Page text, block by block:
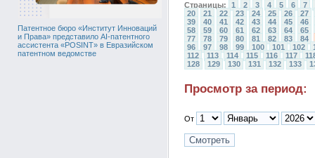
Патентное бюро «Институт Инноваций
и Права» представило AI-патентного
ассистента «POSINT» в Евразийском
патентном ведомстве
Страницы: 1 2 3 4 5 6
7
20
21 22 23 24 25 26
27
39
40 41 42 43 44 45
46
58
59 60 61 62 63 64
65
77
78 79 80 81 82 83
84
96
97 98 99 100 101 102
112
113 114 115 116 117
128
129 130 131 132 133
Просмотр за период:
От